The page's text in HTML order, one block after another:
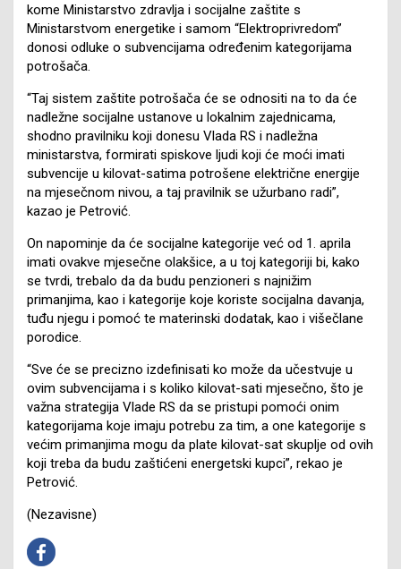
kome Ministarstvo zdravlja i socijalne zaštite s
Ministarstvom energetike i samom “Elektroprivredom”
donosi odluke o subvencijama određenim kategorijama
potrošača.
“Taj sistem zaštite potrošača će se odnositi na to da će
nadležne socijalne ustanove u lokalnim zajednicama,
shodno pravilniku koji donesu Vlada RS i nadležna
ministarstva, formirati spiskove ljudi koji će moći imati
subvencije u kilovat-satima potrošene električne energije
na mjesečnom nivou, a taj pravilnik se užurbano radi”,
kazao je Petrović.
On napominje da će socijalne kategorije već od 1. aprila
imati ovakve mjesečne olakšice, a u toj kategoriji bi, kako
se tvrdi, trebalo da da budu penzioneri s najnižim
primanjima, kao i kategorije koje koriste socijalna davanja,
tuđu njegu i pomoć te materinski dodatak, kao i višečlane
porodice.
“Sve će se precizno izdefinisati ko može da učestvuje u
ovim subvencijama i s koliko kilovat-sati mjesečno, što je
važna strategija Vlade RS da se pristupi pomoći onim
kategorijama koje imaju potrebu za tim, a one kategorije s
većim primanjima mogu da plate kilovat-sat skuplje od ovih
koji treba da budu zaštićeni energetski kupci”, rekao je
Petrović.
(Nezavisne)